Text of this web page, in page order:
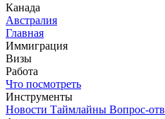
Канада
Австралия
Главная
Иммиграция
Визы
Работа
Что посмотреть
Инструменты
Новости Таймлайны Вопрос-